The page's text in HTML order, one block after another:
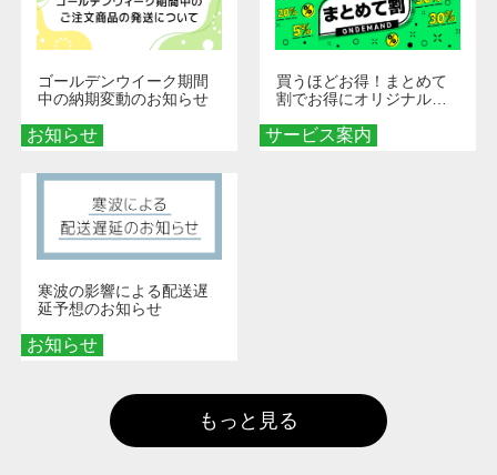
お知らせ
ゴールデンウイーク期間
中の納期変動のお知らせ
サービス案内
買うほどお得！まとめて
割でお得にオリジナルグ
お知らせ
寒波の影響による配送遅
延予想のお知らせ
もっと見る